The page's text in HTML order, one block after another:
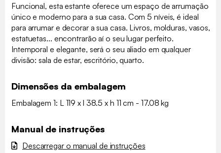
Funcional, esta estante oferece um espaço de arrumação
único e moderno para a sua casa. Com 5 níveis, é ideal
para arrumar e decorar a sua casa. Livros, molduras, vasos,
estatuetas... encontrarão aí o seu lugar perfeito.
Intemporal e elegante, será o seu aliado em qualquer
divisão: sala de estar, escritório, quarto.
Dimensões da embalagem
Embalagem 1: L 119 x l 38.5 x h 11 cm - 17.08 kg
Manual de instruções
Descarregar o manual de instruções